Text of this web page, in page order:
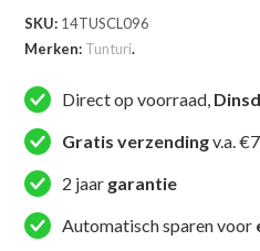
SKU: 14TUSCL096
Merken: Tunturi.
Direct op voorraad,
Gratis verzendingv.a.
2 jaar garantie
Automatisch sparen voor